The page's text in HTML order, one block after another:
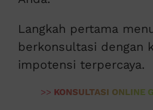
Langkah pertama
berkonsultasi dengan
impotensi terpercaya.
>> KONSULTASI ONLINE